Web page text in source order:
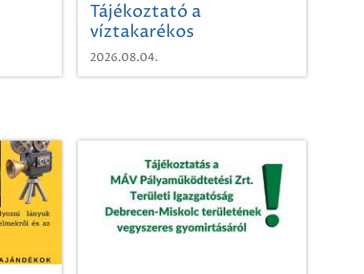
Tájékoztató a
víztakarékos
vízhasználatról
2026.08.04.